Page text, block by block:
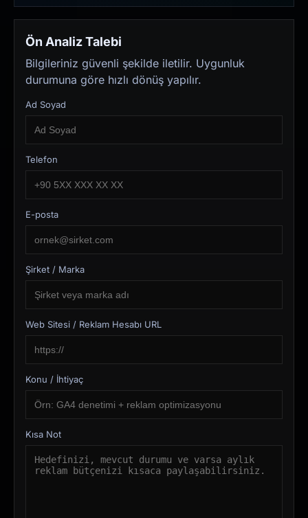
Ön Analiz Talebi
Bilgileriniz güvenli şekilde iletilir. Uygunluk
durumuna göre hızlı dönüş yapılır.
Ad Soyad
Telefon
E-posta
Şirket / Marka
Web Sitesi / Reklam Hesabı URL
Konu / İhtiyaç
Kısa Not